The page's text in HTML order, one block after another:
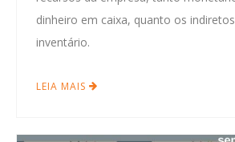
dinheiro em caixa, quanto os
inventário.
LEIA MAIS